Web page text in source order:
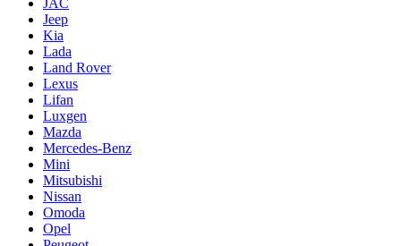
JAC
Jeep
Kia
Lada
Land Rover
Lexus
Lifan
Luxgen
Mazda
Mercedes-Benz
Mini
Mitsubishi
Nissan
Omoda
Opel